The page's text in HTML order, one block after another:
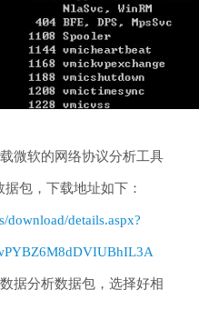
微软的网络协议分析工具
包，下载地址如下：
download/details.aspx?
据分析数据包，选择好相